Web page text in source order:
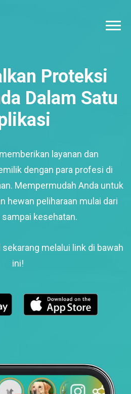
Proteksi
Dalam Satu
layanan dan
dengan para profesi di
Mempermudah Anda untuk
hewan peliharaan mulai dari
sampai kesehatan.
melalui link di bawah
ini!